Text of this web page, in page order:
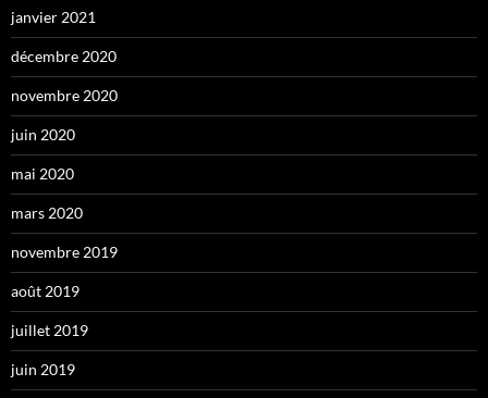
janvier 2021
décembre 2020
novembre 2020
juin 2020
mai 2020
mars 2020
novembre 2019
août 2019
juillet 2019
juin 2019